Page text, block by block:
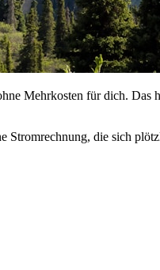
Mehrkosten für dich. Das
Stromrechnung, die sich